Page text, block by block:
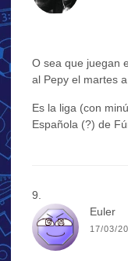
O sea que juegan
al Pepy el martes
Es la liga (con
Española (?) de
Euler
17/03/